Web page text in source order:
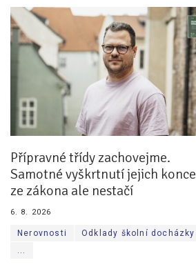
Přípravné třídy zachovejme.
Samotné vyškrtnutí jejich konce
ze zákona ale nestačí
6. 8. 2026
Nerovnosti
Odklady školní docházky